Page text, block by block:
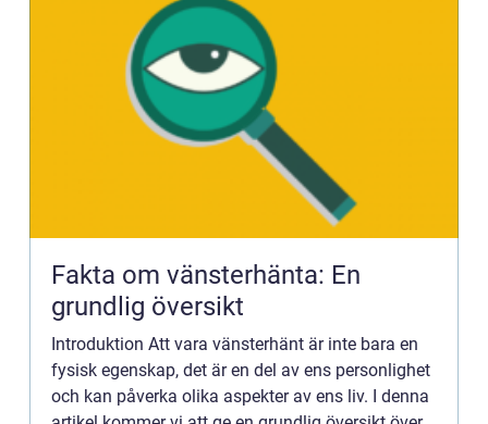
Fakta om vänsterhänta: En
grundlig översikt
Introduktion Att vara vänsterhänt är inte bara en
fysisk egenskap, det är en del av ens personlighet
och kan påverka olika aspekter av ens liv. I denna